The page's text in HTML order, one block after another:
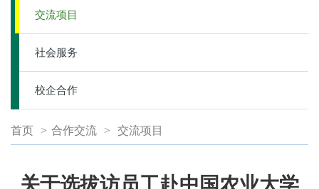
交流项目
社会服务
校企合作
首页 > 合作交流 > 交流项目
关于选拔访员工赴中国农业大学